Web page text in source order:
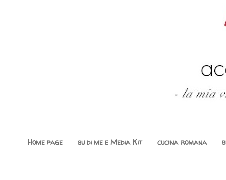
Home page su di me e Media Kit cucina romana